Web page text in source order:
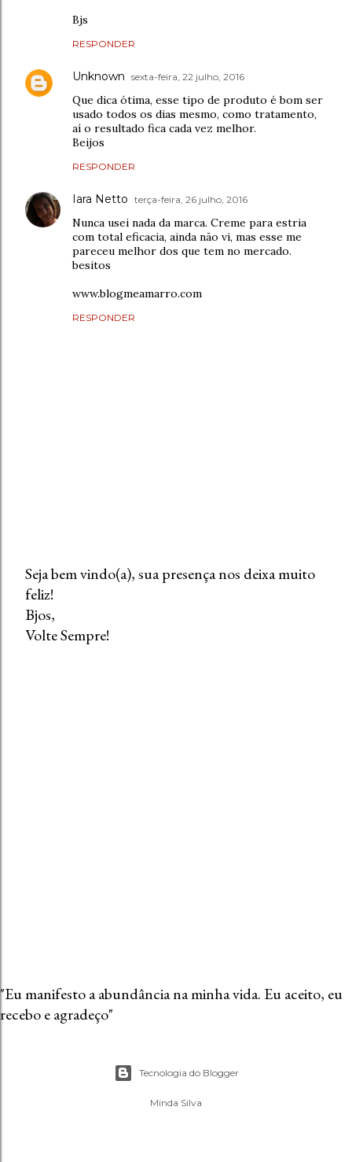
Bjs
RESPONDER
Unknown sexta-feira, 22 julho, 2016
Que dica ótima, esse tipo de produto é bom ser
usado todos os dias mesmo, como tratamento,
aí o resultado fica cada vez melhor.
Beijos
RESPONDER
Iara Netto terça-feira, 26 julho, 2016
Nunca usei nada da marca. Creme para estria
com total eficacia, ainda não vi, mas esse me
pareceu melhor dos que tem no mercado.
besitos
www.blogmeamarro.com
RESPONDER
P
o
s
Seja bem vindo(a), sua presença nos deixa muito
feliz!
Bjos,
Volte Sempre!
"Eu manifesto a abundância na minha vida. Eu aceito, eu
recebo e agradeço"
Tecnologia do Blogger
Minda Silva